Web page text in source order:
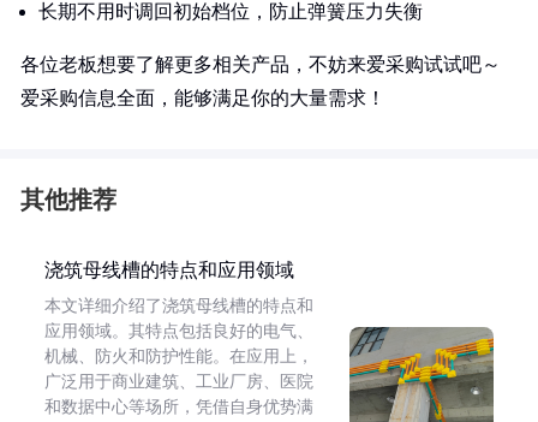
长期不用时调回初始档位，防止弹簧压力失衡
各位老板想要了解更多相关产品，不妨来爱采购试试吧～
爱采购信息全面，能够满足你的大量需求！
其他推荐
浇筑母线槽的特点和应用领域
本文详细介绍了浇筑母线槽的特点和
应用领域。其特点包括良好的电气、
机械、防火和防护性能。在应用上，
广泛用于商业建筑、工业厂房、医院
和数据中心等场所，凭借自身优势满